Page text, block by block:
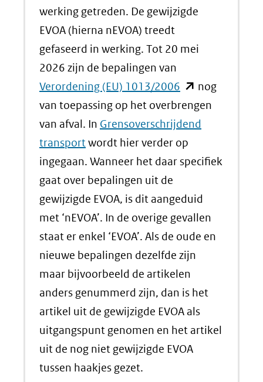
in
venster)
naar
een
andere
website)
werking getreden. De gewijzigde
EVOA (hierna nEVOA) treedt
gefaseerd in werking. Tot 20 mei
2026 zijn de bepalingen van
Verordening (EU) 1013/2006 (opent
in
nieuw
venster)
(verwijst
een
andere
website)
nog
van toepassing op het overbrengen
van afval. In Grensoverschrijdend
transportwordt hier verder op
ingegaan. Wanneer het daar specifiek
gaat over bepalingen uit de
gewijzigde EVOA, is dit aangeduid
met ‘nEVOA’. In de overige gevallen
staat er enkel ‘EVOA’. Als de oude en
nieuwe bepalingen dezelfde zijn
maar bijvoorbeeld de artikelen
anders genummerd zijn, dan is het
artikel uit de gewijzigde EVOA als
uitgangspunt genomen en het artikel
uit de nog niet gewijzigde EVOA
tussen haakjes gezet.